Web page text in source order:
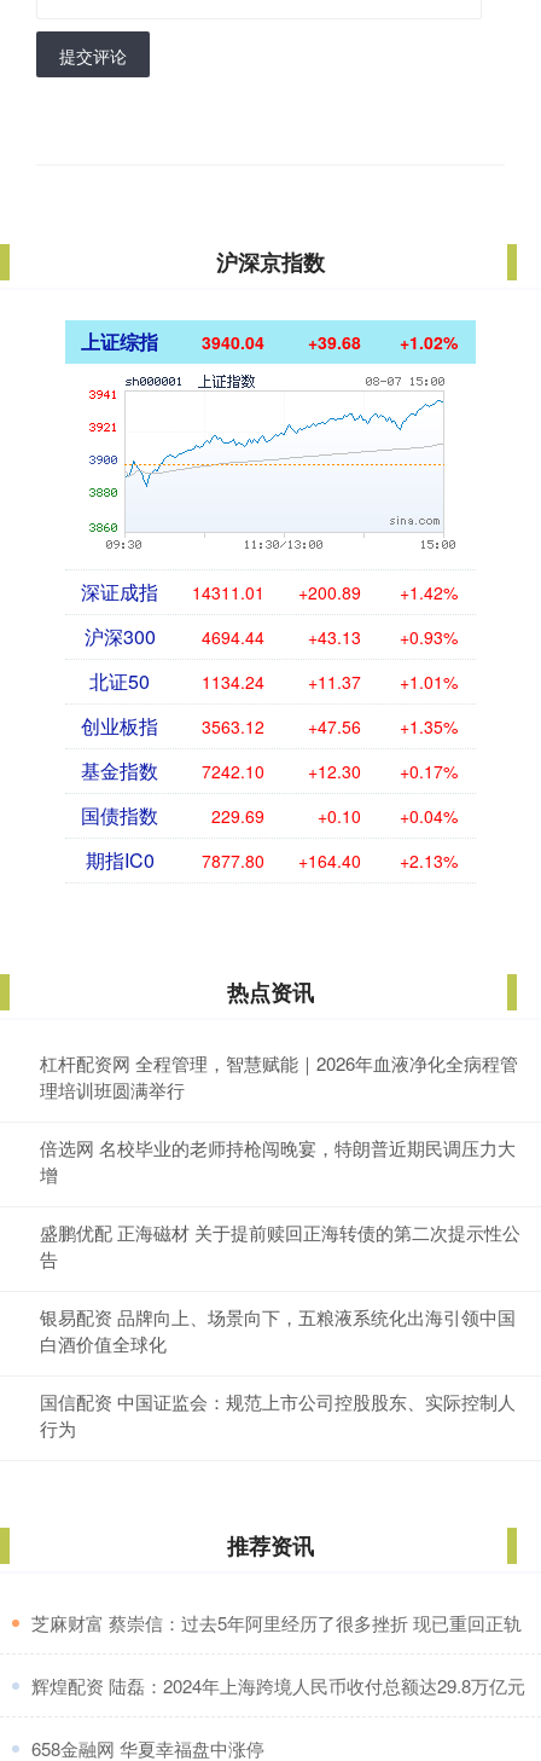
提交评论
沪深京指数
上证综指 3940.04 +39.68 +1.02%
深证成指 14311.01 +200.89 +1.42%
沪深300 4694.44 +43.13 +0.93%
北证50 1134.24 +11.37 +1.01%
创业板指 3563.12 +47.56 +1.35%
基金指数 7242.10 +12.30 +0.17%
国债指数 229.69 +0.10 +0.04%
期指IC0 7877.80 +164.40 +2.13%
热点资讯
杠杆配资网 全程管理，智慧赋能｜2026年血液净化全病程管
理培训班圆满举行
倍选网 名校毕业的老师持枪闯晚宴，特朗普近期民调压力大
增
盛鹏优配 正海磁材 关于提前赎回正海转债的第二次提示性公
告
银易配资 品牌向上、场景向下，五粮液系统化出海引领中国
白酒价值全球化
国信配资 中国证监会：规范上市公司控股股东、实际控制人
行为
推荐资讯
​芝麻财富 蔡崇信：过去5年阿里经历了很多挫折 现已重回正轨
​辉煌配资 陆磊：2024年上海跨境人民币收付总额达29.8万亿元
​658金融网 华夏幸福盘中涨停